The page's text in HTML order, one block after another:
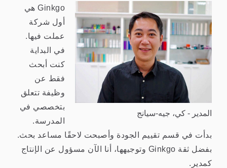
المدير - كي، جيه-سيانج
Ginkgo هي
أول شركة
عملت فيها.
في البداية
كنت أبحث
فقط عن
وظيفة تتعلق
بتخصصي في
المدرسة.
بدأت في قسم تقييم الجودة وأصبحت لاحقًا مساعد بحث.
بفضل ثقة Ginkgo وتوجيهها، أنا الآن مسؤول عن الإنتاج
كمدير.